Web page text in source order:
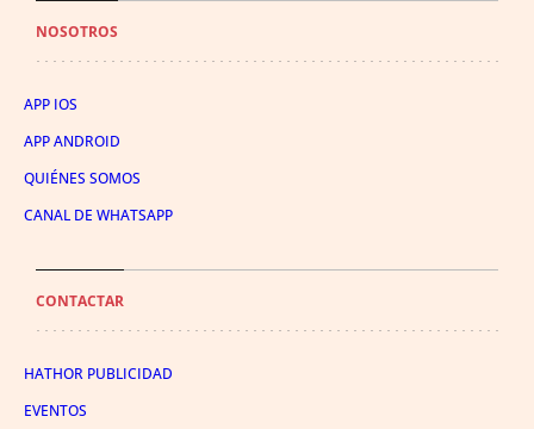
NOSOTROS
APP IOS
APP ANDROID
QUIÉNES SOMOS
CANAL DE WHATSAPP
CONTACTAR
HATHOR PUBLICIDAD
EVENTOS